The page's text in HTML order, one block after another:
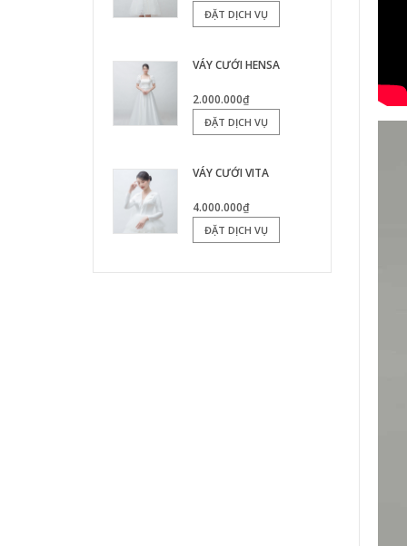
ĐẶT DỊCH VỤ
VÁY CƯỚI HENSA
2.000.000₫
ĐẶT DỊCH VỤ
VÁY CƯỚI VITA
4.000.000₫
ĐẶT DỊCH VỤ